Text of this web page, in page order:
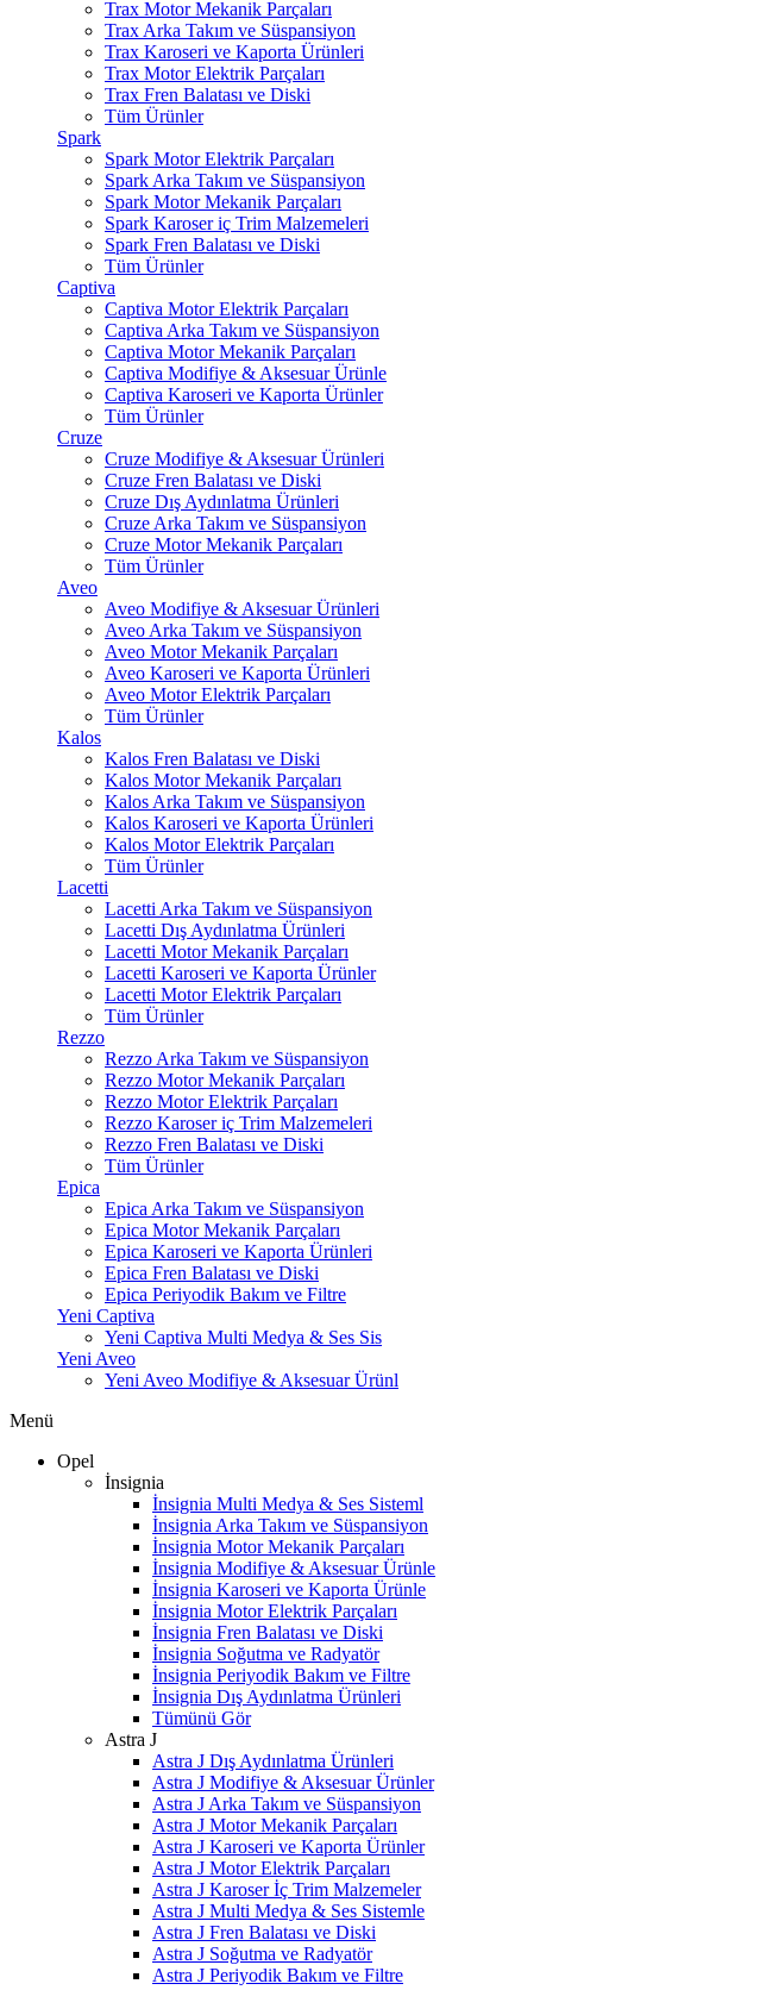
Trax Motor Mekanik Parçaları
Trax Arka Takım ve Süspansiyon
Trax Karoseri ve Kaporta Ürünleri
Trax Motor Elektrik Parçaları
Trax Fren Balatası ve Diski
Tüm Ürünler
Spark
Spark Motor Elektrik Parçaları
Spark Arka Takım ve Süspansiyon
Spark Motor Mekanik Parçaları
Spark Karoser iç Trim Malzemeleri
Spark Fren Balatası ve Diski
Tüm Ürünler
Captiva
Captiva Motor Elektrik Parçaları
Captiva Arka Takım ve Süspansiyon
Captiva Motor Mekanik Parçaları
Captiva Modifiye & Aksesuar Ürünle
Captiva Karoseri ve Kaporta Ürünler
Tüm Ürünler
Cruze
Cruze Modifiye & Aksesuar Ürünleri
Cruze Fren Balatası ve Diski
Cruze Dış Aydınlatma Ürünleri
Cruze Arka Takım ve Süspansiyon
Cruze Motor Mekanik Parçaları
Tüm Ürünler
Aveo
Aveo Modifiye & Aksesuar Ürünleri
Aveo Arka Takım ve Süspansiyon
Aveo Motor Mekanik Parçaları
Aveo Karoseri ve Kaporta Ürünleri
Aveo Motor Elektrik Parçaları
Tüm Ürünler
Kalos
Kalos Fren Balatası ve Diski
Kalos Motor Mekanik Parçaları
Kalos Arka Takım ve Süspansiyon
Kalos Karoseri ve Kaporta Ürünleri
Kalos Motor Elektrik Parçaları
Tüm Ürünler
Lacetti
Lacetti Arka Takım ve Süspansiyon
Lacetti Dış Aydınlatma Ürünleri
Lacetti Motor Mekanik Parçaları
Lacetti Karoseri ve Kaporta Ürünler
Lacetti Motor Elektrik Parçaları
Tüm Ürünler
Rezzo
Rezzo Arka Takım ve Süspansiyon
Rezzo Motor Mekanik Parçaları
Rezzo Motor Elektrik Parçaları
Rezzo Karoser iç Trim Malzemeleri
Rezzo Fren Balatası ve Diski
Tüm Ürünler
Epica
Epica Arka Takım ve Süspansiyon
Epica Motor Mekanik Parçaları
Epica Karoseri ve Kaporta Ürünleri
Epica Fren Balatası ve Diski
Epica Periyodik Bakım ve Filtre
Yeni Captiva
Yeni Captiva Multi Medya & Ses Sis
Yeni Aveo
Yeni Aveo Modifiye & Aksesuar Ürünl
Menü
Opel
İnsignia
İnsignia Multi Medya & Ses Sisteml
İnsignia Arka Takım ve Süspansiyon
İnsignia Motor Mekanik Parçaları
İnsignia Modifiye & Aksesuar Ürünle
İnsignia Karoseri ve Kaporta Ürünle
İnsignia Motor Elektrik Parçaları
İnsignia Fren Balatası ve Diski
İnsignia Soğutma ve Radyatör
İnsignia Periyodik Bakım ve Filtre
İnsignia Dış Aydınlatma Ürünleri
Tümünü Gör
Astra J
Astra J Dış Aydınlatma Ürünleri
Astra J Modifiye & Aksesuar Ürünler
Astra J Arka Takım ve Süspansiyon
Astra J Motor Mekanik Parçaları
Astra J Karoseri ve Kaporta Ürünler
Astra J Motor Elektrik Parçaları
Astra J Karoser İç Trim Malzemeler
Astra J Multi Medya & Ses Sistemle
Astra J Fren Balatası ve Diski
Astra J Soğutma ve Radyatör
Astra J Periyodik Bakım ve Filtre